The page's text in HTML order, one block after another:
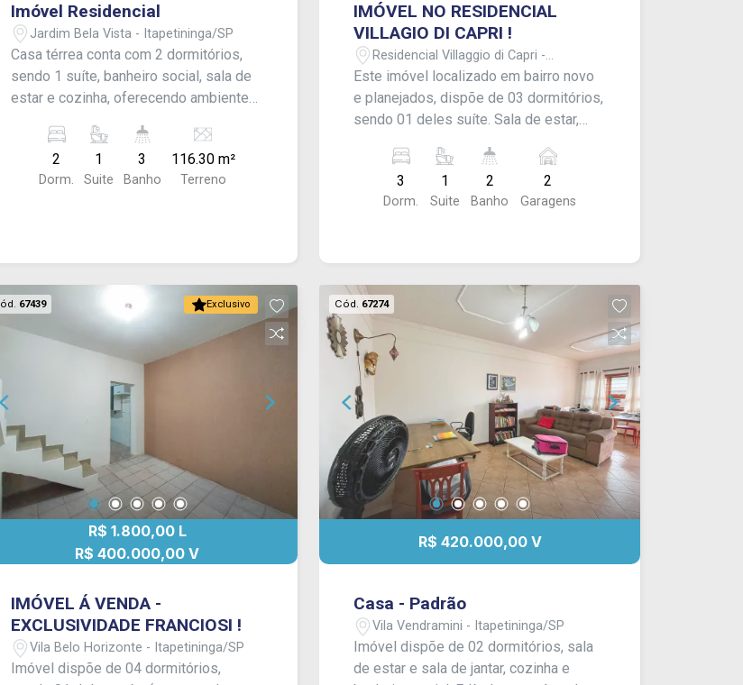
Imóvel Residencial
Jardim Bela Vista - Itapetininga/SP
Casa térrea conta com 2 dormitórios,
sendo 1 suíte, banheiro social, sala de
estar e cozinha, oferecendo ambientes
externa, dispõe de cozinha de apoio,
banheiro, lavanderia e um barracão,
proporcionando ainda mais
excelente oportunidade para quem
deseja um imóvel com ótimo
aproveitamento dos ambientes e
espaço para lazer.
2
Dorm.
1
Suite
3
Banho
116.30 m²
Terreno
IMÓVEL NO RESIDENCIAL
VILLAGIO DI CAPRI !
Residencial Villaggio di Capri -
Itapetininga/SP
Este imóvel localizado em bairro novo
e planejados, dispõe de 03 dormitórios,
sendo 01 deles suíte. Sala de estar,
banheiro social, além de garagem para
02 carros. - Imóvel finalizando
construção, será entregue em breve e
3
Dorm.
1
Suite
2
Banho
2
Garagens
Exclusivo
67439
R$ 1.800,00 L
R$ 400.000,00 V
IMÓVEL Á VENDA -
EXCLUSIVIDADE FRANCIOSI !
Vila Belo Horizonte - Itapetininga/SP
Imóvel dispõe de 04 dormitórios,
Cód. 67274
R$ 420.000,00 V
Casa - Padrão
Vila Vendramini - Itapetininga/SP
Imóvel dispõe de 02 dormitórios, sala
de estar e sala de jantar, cozinha e